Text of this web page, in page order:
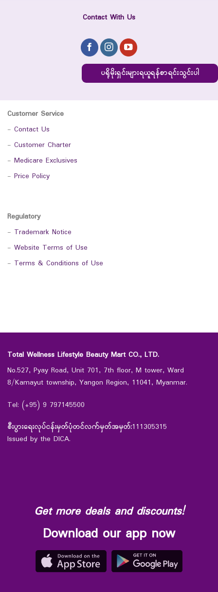
Contact With Us
ပရိုမိုးရှင်းများရယူရန်စာရင်းသွင်းပါ
Customer Service
- Contact Us
- Customer Charter
- Medicare Exclusives
- Price Policy
Regulatory
- Trademark Notice
- Website Terms of Use
- Terms & Conditions of Use
Total Wellness Lifestyle Beauty Mart CO., LTD.
No.527, Pyay Road, Unit 701, 7th floor, M tower, Ward
8/Kamayut township, Yangon Region, 11041, Myanmar.
Tel: (+95) 9 797145500
စီးပွားရေးလုပ်ငန်းမှတ်ပုံတင်လက်မှတ်အမှတ်:111305315
Issued by the DICA.
Get more deals and discounts!
Download our app now